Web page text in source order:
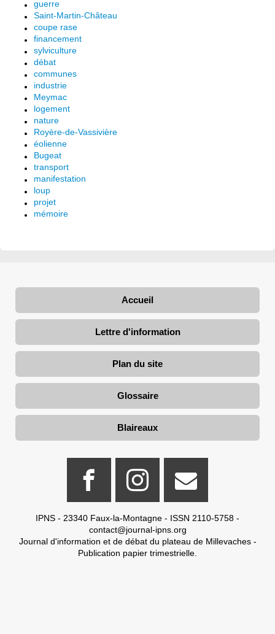
guerre
Saint-Martin-Château
coupe rase
financement
sylviculture
débat
communes
industrie
Meymac
logement
nature
Royère-de-Vassivière
éolienne
Bugeat
transport
manifestation
loup
projet
mémoire
Accueil
Lettre d'information
Plan du site
Glossaire
Blaireaux
IPNS - 23340 Faux-la-Montagne - ISSN 2110-5758 -
contact@journal-ipns.org
Journal d'information et de débat du plateau de Millevaches -
Publication papier trimestrielle.